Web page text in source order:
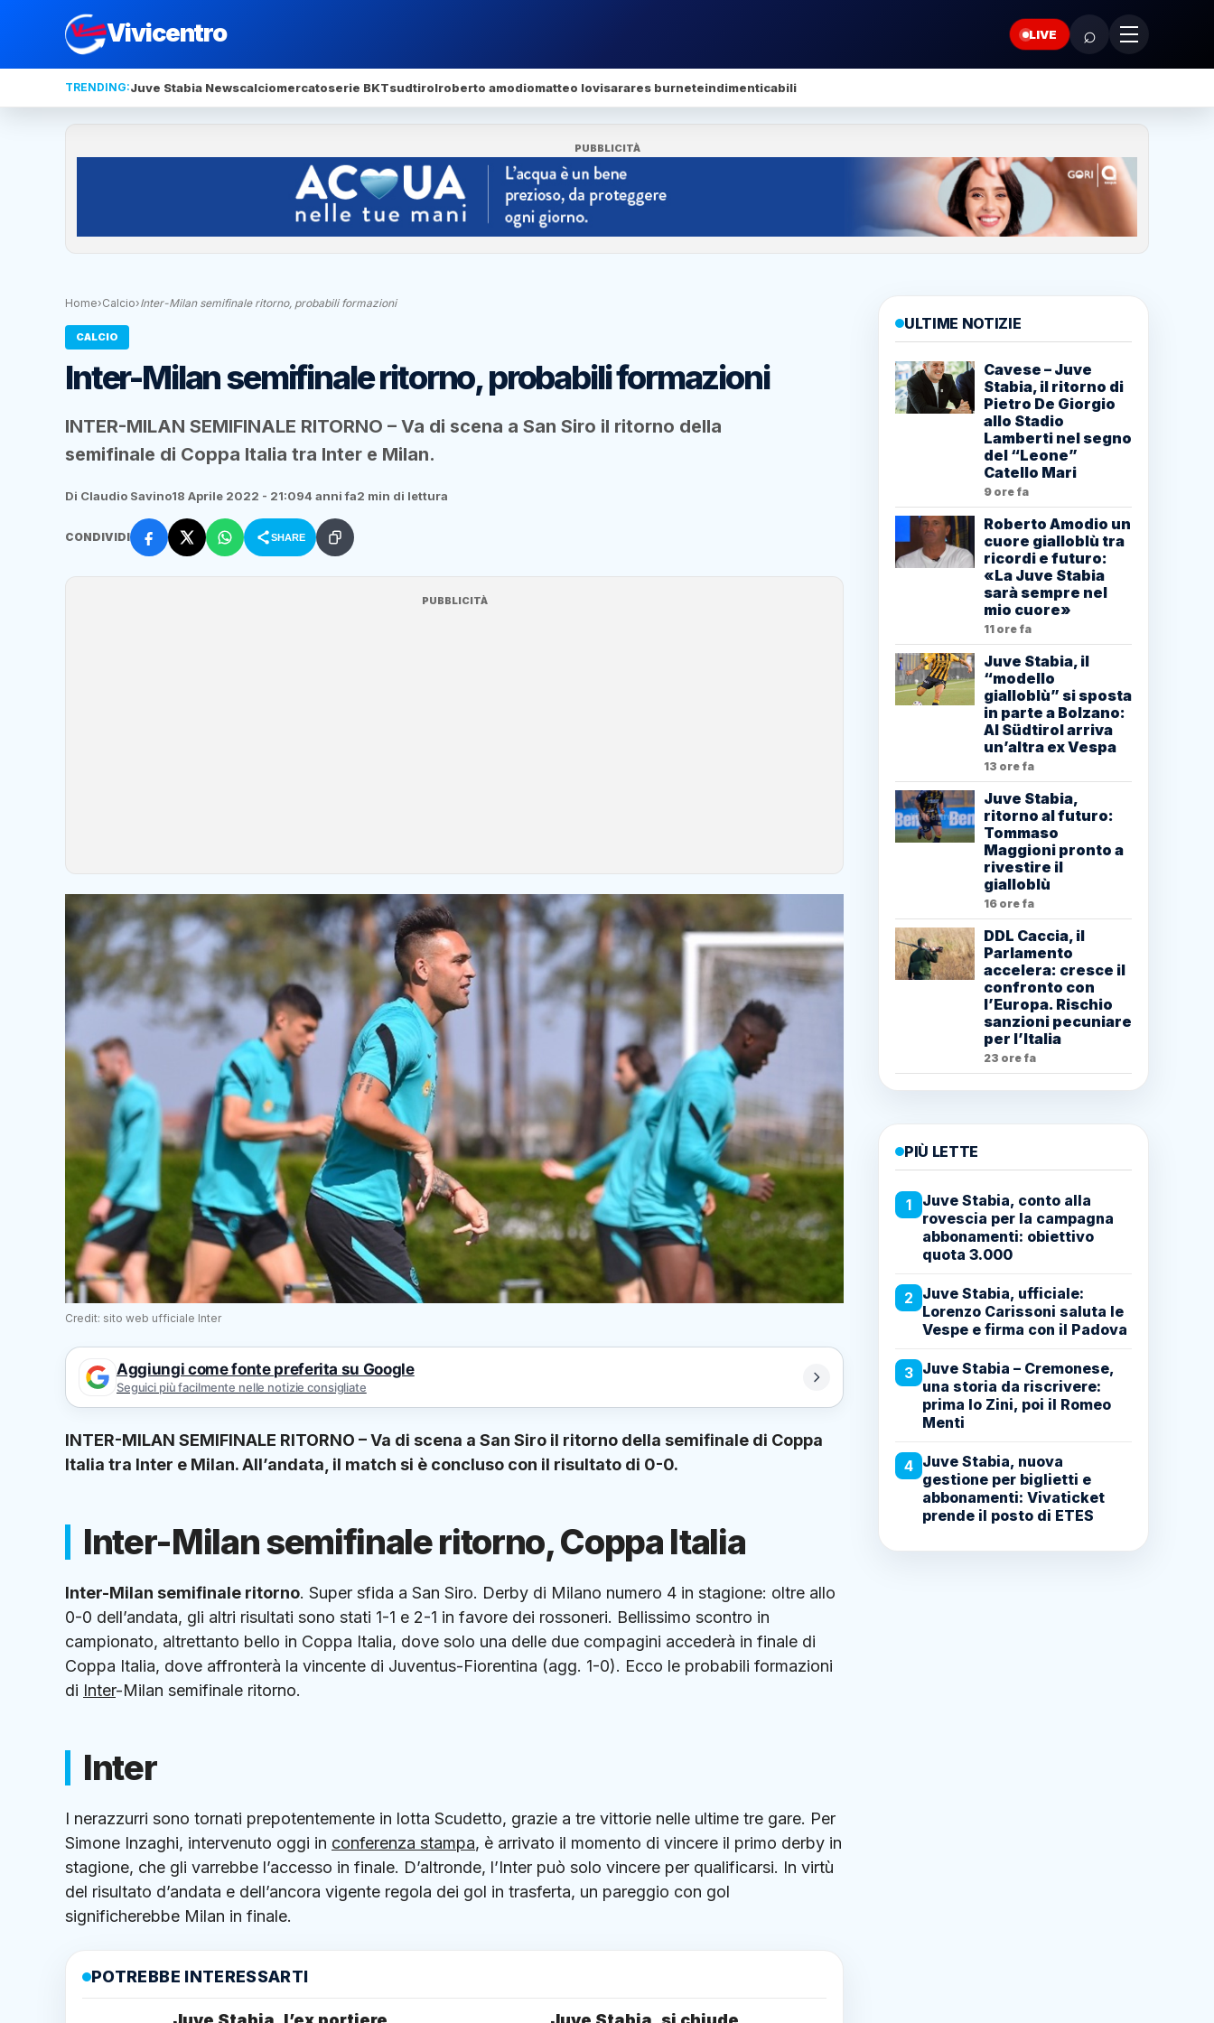
Vivicentro LIVE ⌕
TRENDING:Juve Stabia Newscalciomercatoserie BKTsudtirolroberto amodiomatteo lovisarares burneteindimenticabili
PUBBLICITÀ
Home›Calcio›Inter-Milan semifinale ritorno, probabili formazioni
CALCIO
Inter-Milan semifinale ritorno, probabili formazioni
INTER-MILAN SEMIFINALE RITORNO – Va di scena a San Siro il ritorno della
semifinale di Coppa Italia tra Inter e Milan.
Di Claudio Savino18 Aprile 2022 - 21:094 anni fa2 min di lettura
CONDIVIDI SHARE
PUBBLICITÀ
Credit: sito web ufficiale Inter
Aggiungi come fonte preferita su Google
Seguici più facilmente nelle notizie consigliate
INTER-MILAN SEMIFINALE RITORNO – Va di scena a San Siro il ritorno della semifinale di Coppa
Italia tra Inter e Milan. All’andata, il match si è concluso con il risultato di 0-0.
Inter-Milan semifinale ritorno, Coppa Italia
Inter-Milan semifinale ritorno. Super sfida a San Siro. Derby di Milano numero 4 in stagione: oltre allo
0-0 dell’andata, gli altri risultati sono stati 1-1 e 2-1 in favore dei rossoneri. Bellissimo scontro in
campionato, altrettanto bello in Coppa Italia, dove solo una delle due compagini accederà in finale di
Coppa Italia, dove affronterà la vincente di Juventus-Fiorentina (agg. 1-0). Ecco le probabili formazioni
di Inter-Milan semifinale ritorno.
Inter
I nerazzurri sono tornati prepotentemente in lotta Scudetto, grazie a tre vittorie nelle ultime tre gare. Per
Simone Inzaghi, intervenuto oggi in conferenza stampa, è arrivato il momento di vincere il primo derby in
stagione, che gli varrebbe l’accesso in finale. D’altronde, l’Inter può solo vincere per qualificarsi. In virtù
del risultato d’andata e dell’ancora vigente regola dei gol in trasferta, un pareggio con gol
significherebbe Milan in finale.
POTREBBE INTERESSARTI
ULTIME NOTIZIE
Cavese – Juve
Stabia, il ritorno di
Pietro De Giorgio
allo Stadio
Lamberti nel segno
del “Leone”
Catello Mari
9 ore fa
Roberto Amodio un
cuore gialloblù tra
ricordi e futuro:
«La Juve Stabia
sarà sempre nel
mio cuore»
11 ore fa
Juve Stabia, il
“modello
gialloblù” si sposta
in parte a Bolzano:
Al Südtirol arriva
un’altra ex Vespa
13 ore fa
Juve Stabia,
ritorno al futuro:
Tommaso
Maggioni pronto a
rivestire il
gialloblù
16 ore fa
DDL Caccia, il
Parlamento
accelera: cresce il
confronto con
l’Europa. Rischio
sanzioni pecuniare
per l’Italia
23 ore fa
PIÙ LETTE
1
Juve Stabia, conto alla
rovescia per la campagna
abbonamenti: obiettivo
quota 3.000
2 Juve Stabia, ufficiale:
Lorenzo Carissoni saluta le
Vespe e firma con il Padova
3 Juve Stabia – Cremonese,
una storia da riscrivere:
prima lo Zini, poi il Romeo
Menti
4 Juve Stabia, nuova
gestione per biglietti e
abbonamenti: Vivaticket
prende il posto di ETES